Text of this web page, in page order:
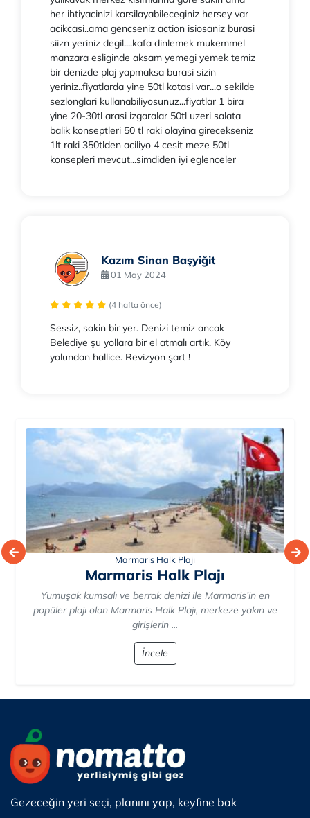
her ihtiyacinizi karsilayabileceginiz hersey var
acikcasi..ama gencseniz action isiosaniz burasi
siizn yeriniz degil....kafa dinlemek mukemmel
manzara esliginde aksam yemegi yemek temiz
bir denizde plaj yapmaksa burasi sizin
yeriniz..fiyatlarda yine 50tl kotasi var...o sekilde
sezlonglari kullanabiliyosunuz...fiyatlar 1 bira
yine 20-30tl arasi izgaralar 50tl uzeri salata
balik konseptleri 50 tl raki olayina girecekseniz
1lt raki 350tlden aciliyo 4 cesit meze 50tl
konsepleri mevcut...simdiden iyi eglenceler
Kazım Sinan Başyiğit
01 May 2024
(4 hafta önce)
Sessiz, sakin bir yer. Denizi temiz ancak
Belediye şu yollara bir el atmalı artık. Köy
yolundan hallice. Revizyon şart !
Çalış Plajı
Çalış Plajı
Öğle molasından sonra günün sıcak saatlerini masmavi
Akdeniz sularında geçirmenin tam vakti. Merkeze en yakın
plajı tercih etmek ...
İncele
Gezeceğin yeri seçi, planını yap, keyfine bak